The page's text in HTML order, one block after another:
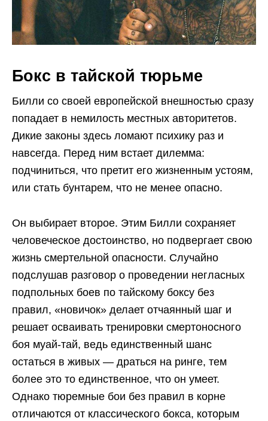
Бокс в тайской тюрьме
Билли со своей европейской внешностью сразу
попадает в немилость местных авторитетов.
Дикие законы здесь ломают психику раз и
навсегда. Перед ним встает дилемма:
подчиниться, что претит его жизненным устоям,
или стать бунтарем, что не менее опасно.
Он выбирает второе. Этим Билли сохраняет
человеческое достоинство, но подвергает свою
жизнь смертельной опасности. Случайно
подслушав разговор о проведении негласных
подпольных боев по тайскому боксу без
правил, «новичок» делает отчаянный шаг и
решает осваивать тренировки смертоносного
боя муай-тай, ведь единственный шанс
остаться в живых — драться на ринге, тем
более это то единственное, что он умеет.
Однако тюремные бои без правил в корне
отличаются от классического бокса, которым